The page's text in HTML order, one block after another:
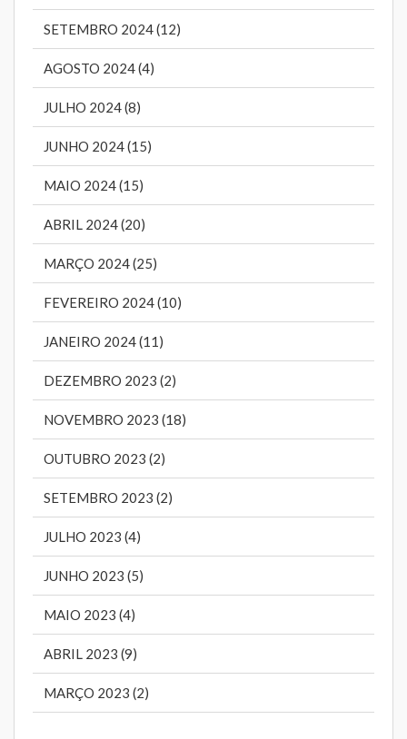
SETEMBRO 2024 (12)
AGOSTO 2024 (4)
JULHO 2024 (8)
JUNHO 2024 (15)
MAIO 2024 (15)
ABRIL 2024 (20)
MARÇO 2024 (25)
FEVEREIRO 2024 (10)
JANEIRO 2024 (11)
DEZEMBRO 2023 (2)
NOVEMBRO 2023 (18)
OUTUBRO 2023 (2)
SETEMBRO 2023 (2)
JULHO 2023 (4)
JUNHO 2023 (5)
MAIO 2023 (4)
ABRIL 2023 (9)
MARÇO 2023 (2)